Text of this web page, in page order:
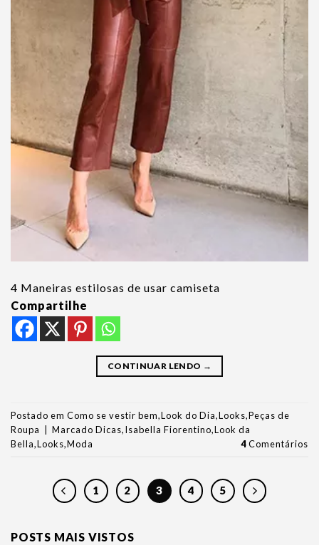
4 Maneiras estilosas de usar camiseta
Compartilhe
CONTINUAR LENDO →
Postado em Como se vestir bem,Look do Dia,Looks,Peças de
Roupa
Marcado Dicas,Isabella Fiorentino,Look da
Bella,Looks,Moda 4Comentários
1 2 3 4 5
POSTS MAIS VISTOS